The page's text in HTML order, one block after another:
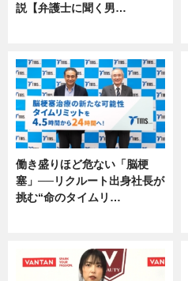
説【弁護士に聞く男…
働き盛りほど危ない「脳梗
塞」──リクルート出身社長が
挑む“命のタイムリ…